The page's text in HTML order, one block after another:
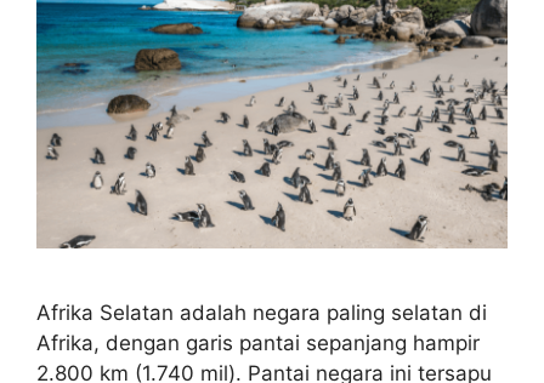
Afrika Selatan adalah negara paling selatan di
Afrika, dengan garis pantai sepanjang hampir
2.800 km (1.740 mil). Pantai negara ini tersapu